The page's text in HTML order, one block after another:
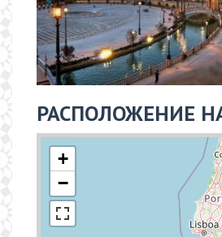
РАСПОЛОЖЕНИЕ
+
−